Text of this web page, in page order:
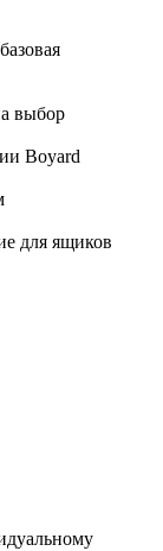
выбор
Boyard
для ящиков